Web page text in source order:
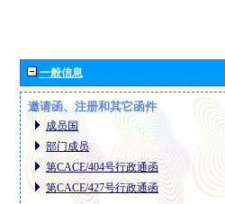
一般信息
邀请函、注册和其它函件
成员国
部门成员
第CACE/404号行政通函
第CACE/427号行政通函